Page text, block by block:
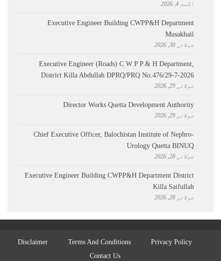
اگست 4, 2026
Executive Engineer Building CWPP&H Department
Musakhail
جولائی 30, 2026
Executive Engineer (Roads) C W P P & H Department,
District Killa Abdullah ​DPRQ/PRQ No.476/29-7-2026
جولائی 29, 2026
Director Works Quetta Development Authority
جولائی 29, 2026
Chief Executive Officer, Balochistan Institute of Nephro-
Urology Quetta BINUQ
جولائی 28, 2026
Executive Engineer Building CWPP&H Department District
Killa Saifullah
جولائی 28, 2026
Privacy Policy
Terms And Conditions
Disclaimer
Contact Us